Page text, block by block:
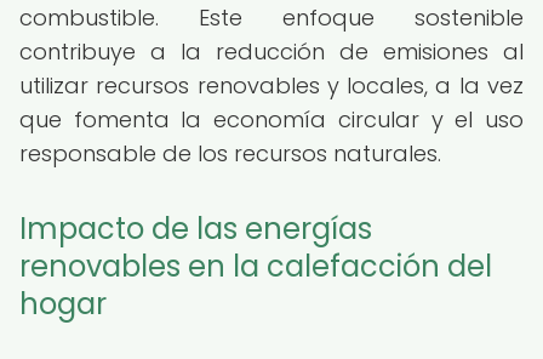
combustible. Este enfoque sostenible
contribuye a la reducción de emisiones al
utilizar recursos renovables y locales, a la vez
que fomenta la economía circular y el uso
responsable de los recursos naturales.
Impacto de las energías
renovables en la calefacción del
hogar